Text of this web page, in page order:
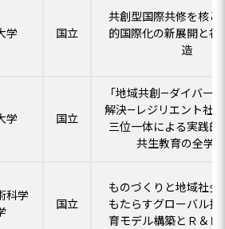
学 国立
共創型国際共修を核と
的国際化の新展開と社
造
学 国立
「地域共創―ダイバー
解決―レジリエント社
三位一体による実践的
共生教育の全学
科学
国立
ものづくりと地域社会
もたらすグローバル技
育モデル構築とＲ＆Ｄ